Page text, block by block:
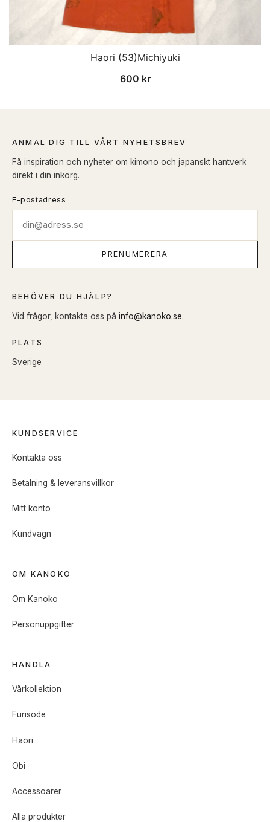
Haori (53)Michiyuki
600 kr
ANMÄL DIG TILL VÅRT NYHETSBREV
Få inspiration och nyheter om kimono och japanskt hantverk
direkt i din inkorg.
E-postadress
PRENUMERERA
BEHÖVER DU HJÄLP?
Vid frågor, kontakta oss på info@kanoko.se.
PLATS
Sverige
KUNDSERVICE
Kontakta oss
Betalning & leveransvillkor
Mitt konto
Kundvagn
OM KANOKO
Om Kanoko
Personuppgifter
HANDLA
Vårkollektion
Furisode
Haori
Obi
Accessoarer
Alla produkter